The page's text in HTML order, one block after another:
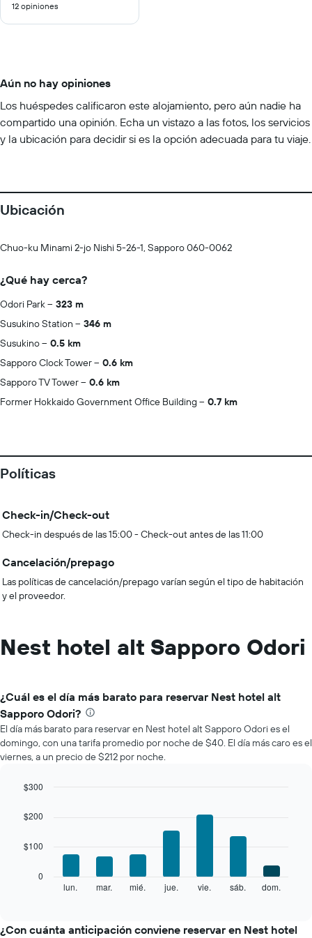
10
12 opiniones
Aún no hay opiniones
Los huéspedes calificaron este alojamiento, pero aún nadie ha
compartido una opinión. Echa un vistazo a las fotos, los servicios
y la ubicación para decidir si es la opción adecuada para tu viaje.
Ubicación
Chuo-ku Minami 2-jo Nishi 5-26-1, Sapporo 060-0062
¿Qué hay cerca?
Odori Park
323 m
Susukino Station
346 m
Susukino
0.5 km
Sapporo Clock Tower
0.6 km
Sapporo TV Tower
0.6 km
Former Hokkaido Government Office Building
0.7 km
Políticas
Check-in/Check-out
Check-in después de las 15:00 - Check-out antes de las 11:00
Cancelación/prepago
Las políticas de cancelación/prepago varían según el tipo de habitación
y el proveedor.
Nest hotel alt Sapporo Odori
¿Cuál es el día más barato para reservar Nest hotel alt
Sapporo Odori?
El día más barato para reservar en Nest hotel alt Sapporo Odori es el
domingo, con una tarifa promedio por noche de $40. El día más caro es el
viernes, a un precio de $212 por noche.
chart
with
bars.
el
graphic.
lun. mar. mié. jue. vie. sáb. dom.
0
$100
$200
$300
¿Con cuánta anticipación conviene reservar en Nest hotel